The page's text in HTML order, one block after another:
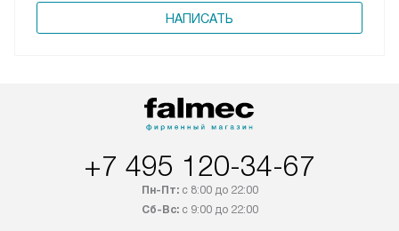
НАПИСАТЬ
+7 495 120-34-67
Пн-Пт:с 8:00 до 22:00
Сб-Вс:с 9:00 до 22:00